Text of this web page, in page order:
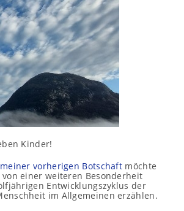
Kinder!
meiner vorherigen Botschaft möchte
einer weiteren Besonderheit
Entwicklungszyklus der
im Allgemeinen erzählen.